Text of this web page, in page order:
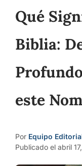
Qué
Biblia:
este
Por Equipo
Publicado el abril